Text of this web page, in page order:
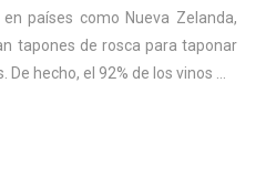
países como Nueva Zelanda,
tapones de rosca para taponar
hecho, el 92% de los vinos …